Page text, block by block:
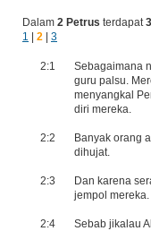
Dalam 2 Petrus terdapat3
1
2 3
2:1
Sebagaimana
guru palsu.
menyangkal
diri mereka.
2:2
Banyak orang
dihujat.
2:3
Dan karena
jempol
2:4
Sebab jikalau